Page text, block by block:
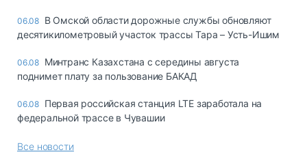
06.08 В Омской области дорожные службы обновляют
десятикилометровый участок трассы Тара – Усть-Ишим
06.08 Минтранс Казахстана с середины августа
поднимет плату за пользование БАКАД
06.08 Первая российская станция LTE заработала на
федеральной трассе в Чувашии
Все новости